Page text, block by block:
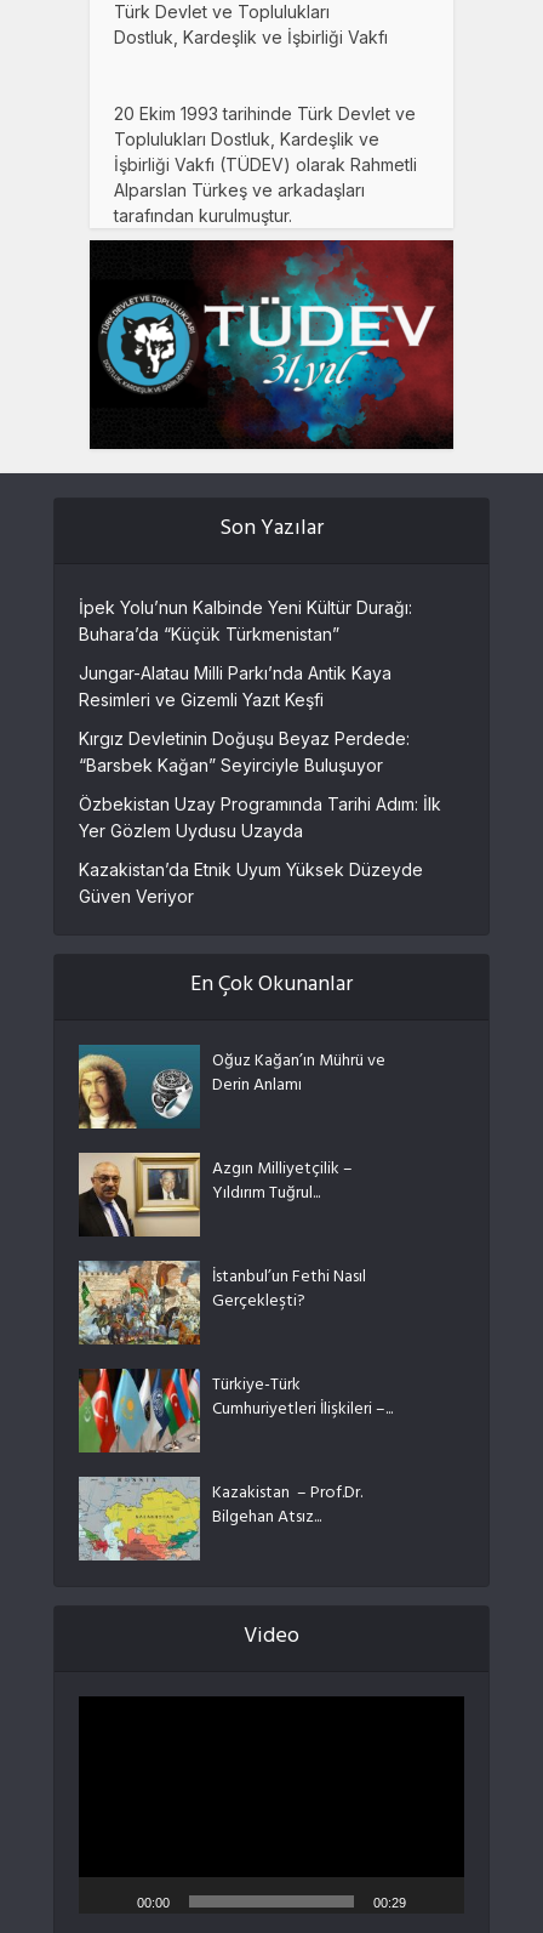
Türk Devlet ve Toplulukları
Dostluk, Kardeşlik ve İşbirliği Vakfı
20 Ekim 1993 tarihinde Türk Devlet ve
Toplulukları Dostluk, Kardeşlik ve
İşbirliği Vakfı (TÜDEV) olarak Rahmetli
Alparslan Türkeş ve arkadaşları
tarafından kurulmuştur.
Son Yazılar
İpek Yolu’nun Kalbinde Yeni Kültür Durağı:
Buhara’da “Küçük Türkmenistan”
Jungar-Alatau Milli Parkı’nda Antik Kaya
Resimleri ve Gizemli Yazıt Keşfi
Kırgız Devletinin Doğuşu Beyaz Perdede:
“Barsbek Kağan” Seyirciyle Buluşuyor
Özbekistan Uzay Programında Tarihi Adım: İlk
Yer Gözlem Uydusu Uzayda
Kazakistan’da Etnik Uyum Yüksek Düzeyde
Güven Veriyor
En Çok Okunanlar
Oğuz Kağan’ın Mührü ve
Derin Anlamı
Azgın Milliyetçilik –
Yıldırım Tuğrul...
İstanbul’un Fethi Nasıl
Gerçekleşti?
Türkiye-Türk
Cumhuriyetleri İlişkileri –...
Kazakistan – Prof.Dr.
Bilgehan Atsız...
Video
00:00 00:29